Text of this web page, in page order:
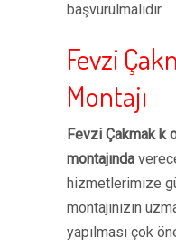
başvurulmalıdır.
Fevzi
Montajı
Fevzi Çakmak k
montajında
hizmetlerimize
montajınızın
yapılması çok